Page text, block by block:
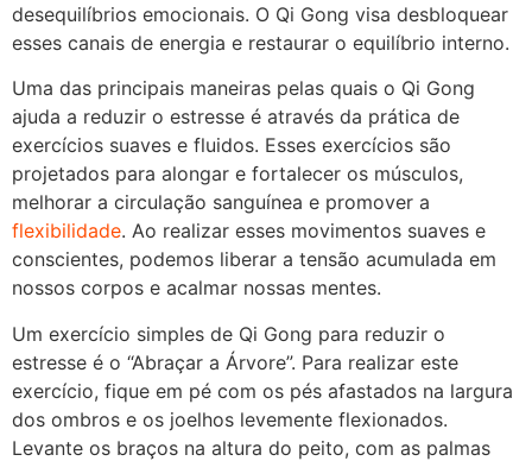
desequilíbrios emocionais. O Qi Gong visa desbloquear
esses canais de energia e restaurar o equilíbrio interno.
Uma das principais maneiras pelas quais o Qi Gong
ajuda a reduzir o estresse é através da prática de
exercícios suaves e fluidos. Esses exercícios são
projetados para alongar e fortalecer os músculos,
melhorar a circulação sanguínea e promover a
flexibilidade. Ao realizar esses movimentos suaves e
conscientes, podemos liberar a tensão acumulada em
nossos corpos e acalmar nossas mentes.
Um exercício simples de Qi Gong para reduzir o
estresse é o “Abraçar a Árvore”. Para realizar este
exercício, fique em pé com os pés afastados na largura
dos ombros e os joelhos levemente flexionados.
Levante os braços na altura do peito, com as palmas